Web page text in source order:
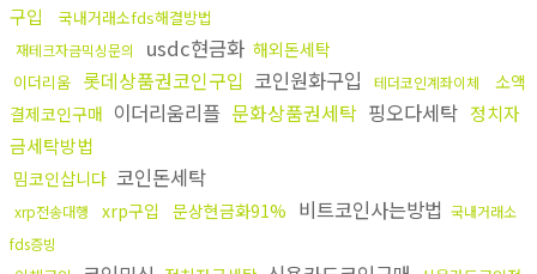
구입
국내거래소fds해결방법
재테크자금믹싱문의 usdc현금화 해외돈세탁
이더리움 롯데상품권코인구입 코인원화구입 테더코인계좌이체
소액
결제코인구매 이더리움리플 문화상품권세탁 핑오다세탁 정치자
금세탁방법
밈코인삽니다 코인돈세탁
xrp전송대행 xrp구입 문상현금화91% 비트코인사는방법 국내거래소
fds증빙